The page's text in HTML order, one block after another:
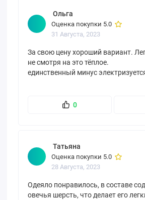
Ольга
Оценка покупки 5.0
31 Августа, 2023
За свою цену хороший вариант.
не смотря на это тёплое.
единственный минус
0
Татьяна
Оценка покупки 5.0
28 Августа, 2023
Одеяло понравилось, в составе
овечья шерсть, что делает его